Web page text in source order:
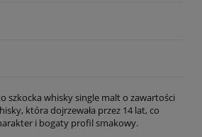
szkocka whisky single malt o zawartości
która dojrzewała przez 14 lat, co
i bogaty profil smakowy.